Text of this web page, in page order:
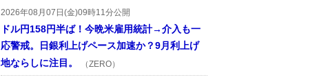
2026年08月07日(金)09時11分公開
ドル円158円半ば！今晩米雇用統計→介入も一
応警戒。日銀利上げペース加速か？9月利上げ
地ならしに注目。
（ZERO）